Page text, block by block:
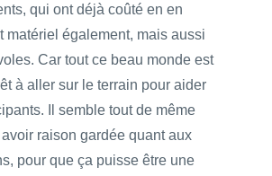
qui ont déjà coûté en en
matériel également, mais aussi
Car tout ce beau monde est
à aller sur le terrain pour aider
Il semble tout de même
avoir raison gardée quant aux
pour que ça puisse être une